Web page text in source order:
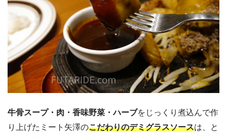
牛骨スープ・肉・香味野菜・ハーブをじっくり煮込んで作
り上げたミート矢澤のこだわりのデミグラスソースは、と